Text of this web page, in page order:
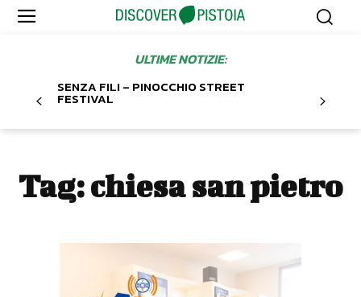
ULTIME NOTIZIE:
SENZA FILI – PINOCCHIO STREET
FESTIVAL
Tag:chiesa san pietro